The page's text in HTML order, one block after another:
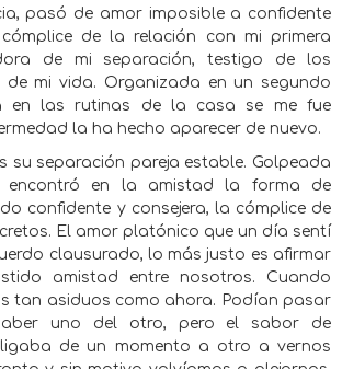
pasó de amor imposible a confidente
cómplice de la relación con mi primera
de mi separación, testigo de los
de mi vida. Organizada en un segundo
en las rutinas de la casa se me fue
la ha hecho aparecer de nuevo.
su separación pareja estable. Golpeada
encontró en la amistad la forma de
confidente y consejera, la cómplice de
El amor platónico que un día sentí
clausurado, lo más justo es afirmar
amistad entre nosotros. Cuando
tan asiduos como ahora. Podían pasar
uno del otro, pero el sabor de
de un momento a otro a vernos